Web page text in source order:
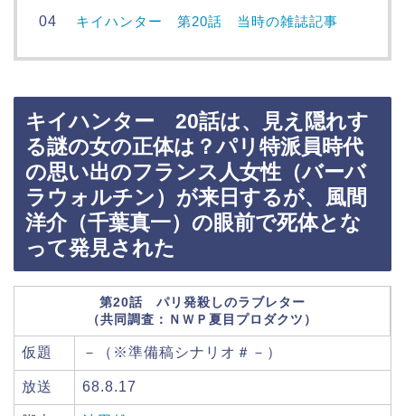
キイハンター 第20話 当時の雑誌記事
キイハンター 20話は、見え隠れす
る謎の女の正体は？パリ特派員時代
の思い出のフランス人女性（バーバ
ラウォルチン）が来日するが、風間
洋介（千葉真一）の眼前で死体とな
って発見された
第20話 パリ発殺しのラブレター
（共同調査：ＮＷＰ夏目プロダクツ）
仮題 －（※準備稿シナリオ＃－）
放送 68.8.17